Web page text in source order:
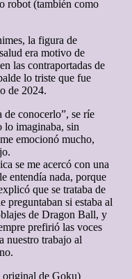
robot (también como
la figura de
era motivo de
las contraportadas de
lo triste que fue
de 2024.
de conocerlo”, se ríe
lo imaginaba, sin
emocionó mucho,
se me acercó con una
entendía nada, porque
que se trataba de
preguntaban si estaba al
de Dragon Ball, y
prefirió las voces
nuestro trabajo al
original de Goku)